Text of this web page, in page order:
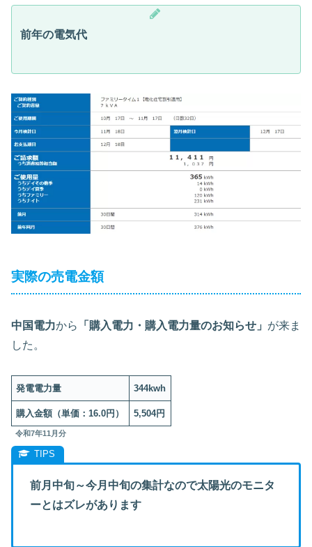
前年の電気代
実際の売電金額
中国電力から 「購入電力・購入電力量のお知らせ」 が来ま
した。
発電電力量 344kwh
購入金額（単価：16.0円） 5,504円
令和7年11月分
前月中旬～今月中旬の集計なので太陽光のモニタ
ーとはズレがあります